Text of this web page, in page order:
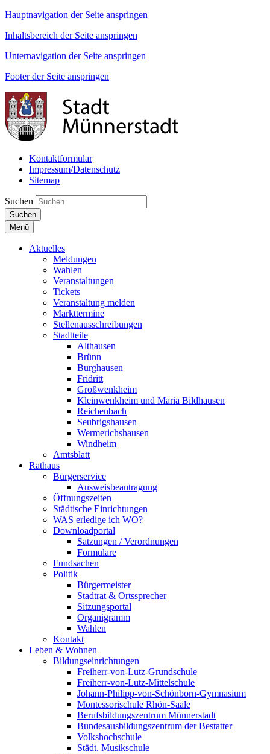
Hauptnavigation der Seite anspringen
Inhaltsbereich der Seite anspringen
Unternavigation der Seite anspringen
Footer der Seite anspringen
Kontaktformular
Impressum/Datenschutz
Sitemap
Suchen
Suchen
Menü
Aktuelles
Meldungen
Wahlen
Veranstaltungen
Tickets
Veranstaltung melden
Markttermine
Stellenausschreibungen
Stadtteile
Althausen
Brünn
Burghausen
Fridritt
Großwenkheim
Kleinwenkheim und Maria Bildhausen
Reichenbach
Seubrigshausen
Wermerichshausen
Windheim
Amtsblatt
Rathaus
Bürgerservice
Ausweisbeantragung
Öffnungszeiten
Städtische Einrichtungen
WAS erledige ich WO?
Downloadportal
Satzungen / Verordnungen
Formulare
Fundsachen
Politik
Bürgermeister
Stadtrat & Ortssprecher
Sitzungsportal
Organigramm
Wahlen
Kontakt
Leben & Wohnen
Bildungseinrichtungen
Freiherr-von-Lutz-Grundschule
Freiherr-von-Lutz-Mittelschule
Johann-Philipp-von-Schönborn-Gymnasium
Montessorischule Rhön-Saale
Berufsbildungszentrum Münnerstadt
Bundesausbildungszentrum der Bestatter
Volkshochschule
Städt. Musikschule